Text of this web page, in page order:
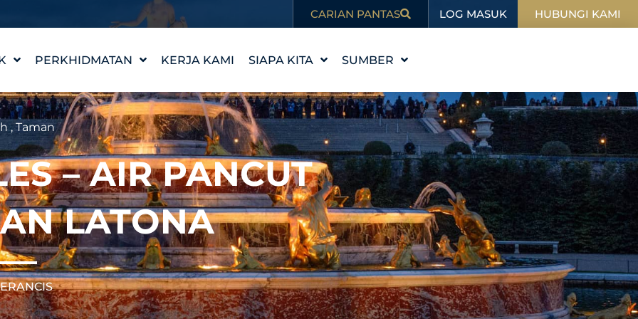
CARIAN PANTAS LOG MASUK HUBUNGI KAMI
PERKHIDMATAN
REKA BENTUK CIRI AIR
WATERLAB™
PRODUK DAN
SOKONGAN TEKNIKAL
KERJA KAMI SIAPA KITA
KISAH KAMI
NILAI KAMI
TEMUI PASUKAN
KERJAYA
SUMBER
PENDIDIKAN
BLOG
DALAM BERITA
,Taman
– AIR PANCUT
LATONA